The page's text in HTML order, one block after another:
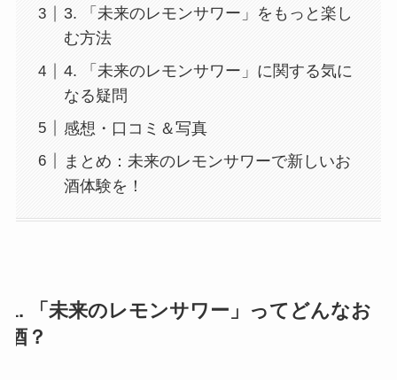
3. 「未来のレモンサワー」をもっと楽し
む方法
4. 「未来のレモンサワー」に関する気に
なる疑問
感想・口コミ＆写真
まとめ：未来のレモンサワーで新しいお
酒体験を！
1. 「未来のレモンサワー」ってどんなお
酒？